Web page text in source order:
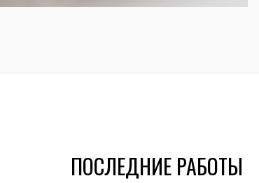
ПОСЛЕДНИЕ РАБОТЫ